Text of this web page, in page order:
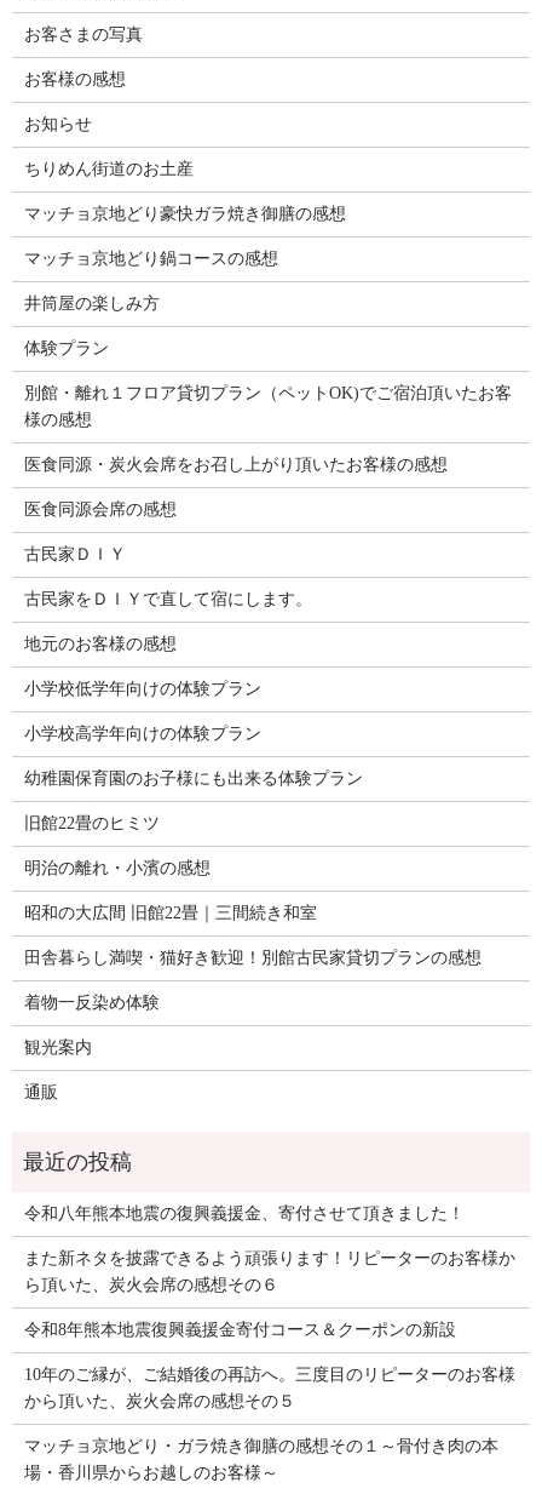
お客さまの写真
お客様の感想
お知らせ
ちりめん街道のお土産
マッチョ京地どり豪快ガラ焼き御膳の感想
マッチョ京地どり鍋コースの感想
井筒屋の楽しみ方
体験プラン
別館・離れ１フロア貸切プラン（ペットOK)でご宿泊頂いたお客
様の感想
医食同源・炭火会席をお召し上がり頂いたお客様の感想
医食同源会席の感想
古民家ＤＩＹ
古民家をＤＩＹで直して宿にします。
地元のお客様の感想
小学校低学年向けの体験プラン
小学校高学年向けの体験プラン
幼稚園保育園のお子様にも出来る体験プラン
旧館22畳のヒミツ
明治の離れ・小濱の感想
昭和の大広間 旧館22畳｜三間続き和室
田舎暮らし満喫・猫好き歓迎！別館古民家貸切プランの感想
着物一反染め体験
観光案内
通販
令和八年熊本地震の復興義援金、寄付させて頂きました！
また新ネタを披露できるよう頑張ります！リピーターのお客様か
ら頂いた、炭火会席の感想その６
令和8年熊本地震復興義援金寄付コース＆クーポンの新設
10年のご縁が、ご結婚後の再訪へ。三度目のリピーターのお客様
から頂いた、炭火会席の感想その５
マッチョ京地どり・ガラ焼き御膳の感想その１～骨付き肉の本
場・香川県からお越しのお客様～